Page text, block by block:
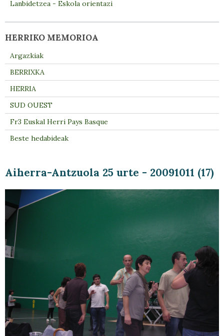
Aiherra-Antzuola 25 urte - 20091011 (17)
Lanbidetzea - Eskola orientazi
HERRIKO MEMORIOA
Argazkiak
BERRIXKA
HERRIA
SUD OUEST
Fr3 Euskal Herri Pays Basque
Beste hedabideak